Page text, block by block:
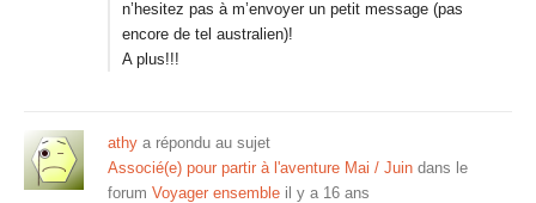
n’hesitez pas à m’envoyer un petit message (pas
encore de tel australien)!
A plus!!!
athy a répondu au sujet
Associé(e) pour partir à l'aventure Mai / Juin dans le
forum Voyager ensemble il y a 16 ans